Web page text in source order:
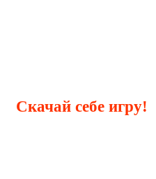
Скачай себе игру!